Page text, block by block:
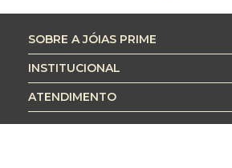
SOBRE A JÓIAS PRIME
INSTITUCIONAL
ATENDIMENTO